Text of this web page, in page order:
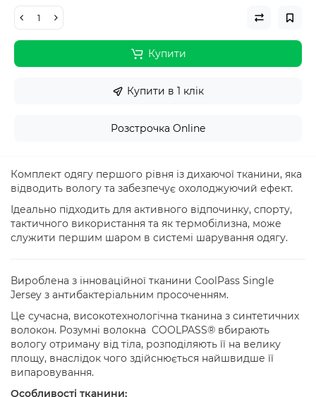
Купити
Купити в 1 клік
Розстрочка Online
Комплект одягу першого рівня із дихаючої тканини, яка
відводить вологу та забезпечує охолоджуючий ефект.
Ідеально підходить для активного відпочинку, спорту,
тактичного використання та як термобілизна, може
служити першим шаром в системі шарування одягу.
Вироблена з інноваційної тканини CoolPass Single
Jersey з антибактеріальним просоченням.
Це сучасна, високотехнологічна тканина з синтетичних
волокон. Розумні волокна COOLPASS® вбирають
вологу отриману від тіла, розподіляють її на велику
площу, внаслідок чого здійснюється найшвидше її
випаровування.
Особливості тканини: